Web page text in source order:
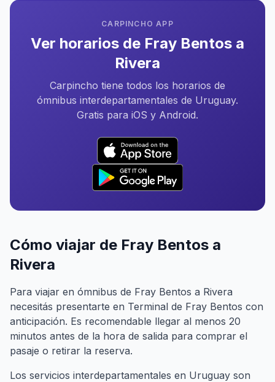
CARPINCHO APP
Ver horarios de Fray Bentos a
Rivera
Carpincho tiene todos los horarios de
ómnibus interdepartamentales de Uruguay.
Gratis para iOS y Android.
Cómo viajar de Fray Bentos a
Rivera
Para viajar en ómnibus de Fray Bentos a Rivera
necesitás presentarte en Terminal de Fray Bentos con
anticipación. Es recomendable llegar al menos 20
minutos antes de la hora de salida para comprar el
pasaje o retirar la reserva.
Los servicios interdepartamentales en Uruguay son